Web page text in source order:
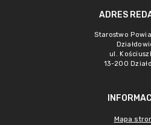
ADRES
Starostwo
ul.
13-200
Mapa